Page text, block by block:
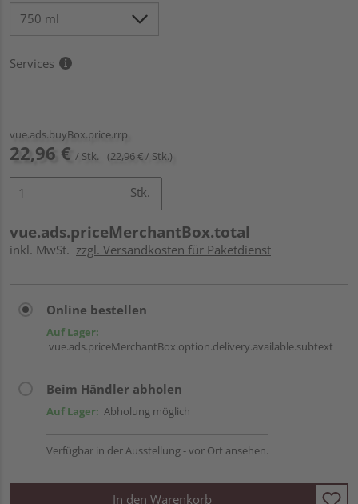
Services
vue.ads.buyBox.price.rrp
22,96 € / Stk. (22,96 € / Stk.)
Stk.
vue.ads.priceMerchantBox.total
inkl. MwSt. zzgl. Versandkosten für Paketdienst
Online bestellen
Auf Lager:
vue.ads.priceMerchantBox.option.delivery.available.subtext
Beim Händler abholen
Auf Lager: Abholung möglich
Verfügbar in der Ausstellung - vor Ort ansehen.
In den Warenkorb